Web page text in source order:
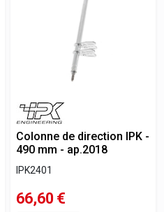
Colonne de direction IPK -
490 mm - ap.2018
IPK2401
66,60 €